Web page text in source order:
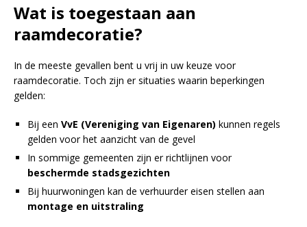
Wat is toegestaan aan
raamdecoratie?
In de meeste gevallen bent u vrij in uw keuze voor
raamdecoratie. Toch zijn er situaties waarin beperkingen
gelden:
Bij een VvE (Vereniging van Eigenaren) kunnen regels
gelden voor het aanzicht van de gevel
In sommige gemeenten zijn er richtlijnen voor
beschermde stadsgezichten
Bij huurwoningen kan de verhuurder eisen stellen aan
montage en uitstraling